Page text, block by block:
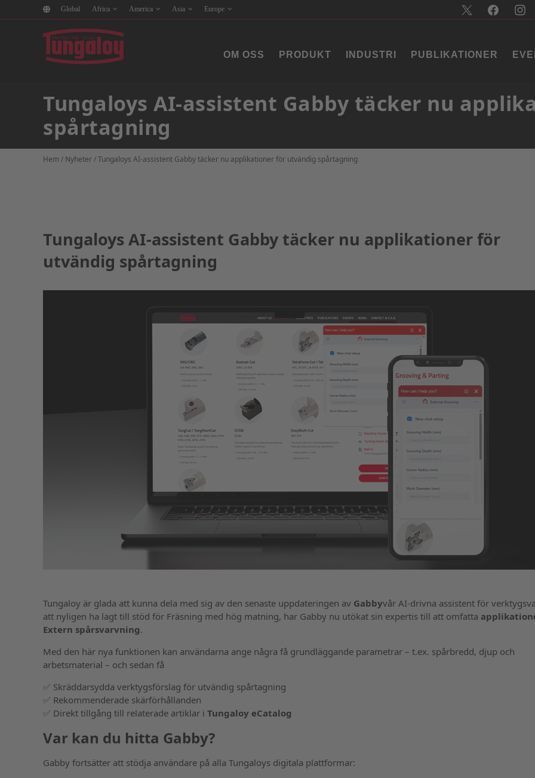
Global Africa America Asia Europe
OM OSS PRODUKT INDUSTRI PUBLIKATIONER
Tungaloys AI-assistent Gabby täcker nu
spårtagning
Hem / Nyheter/Tungaloys AI-assistent Gabby täcker nu applikationer för utvändig spårtagning
Tungaloys AI-assistent Gabby täcker nu applikationer för
utvändig spårtagning
Tungaloy är glada att kunna dela med sig av den senaste uppdateringen av Gabbyvår AI-drivna assistent för
att nyligen ha lagt till stöd för Fräsning med hög matning, har Gabby nu utökat sin expertis till att omfatta
Extern spårsvarvning.
Med den här nya funktionen kan användarna ange några få grundläggande parametrar – t.ex. spårbredd, djup och
arbetsmaterial – och sedan få
✅ Skräddarsydda verktygsförslag för utvändig spårtagning
✅ Rekommenderade skärförhållanden
✅ Direkt tillgång till relaterade artiklar i Tungaloy eCatalog
Var kan du hitta Gabby?
Gabby fortsätter att stödja användare på alla Tungaloys digitala plattformar: